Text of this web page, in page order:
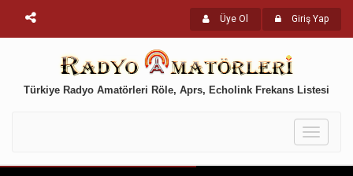
Üye Ol Giriş Yap
Türkiye Radyo Amatörleri Röle, Aprs, Echolink Frekans Listesi
Toggle